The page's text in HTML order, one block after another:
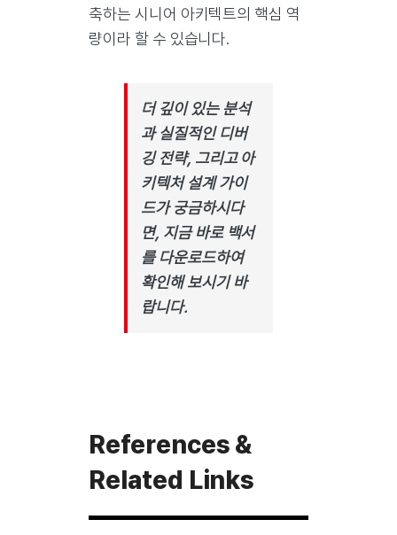
축하는 시니어 아키텍트의 핵심 역
량이라 할 수 있습니다.
더 깊이 있는 분석
과 실질적인 디버
깅 전략, 그리고 아
키텍처 설계 가이
드가 궁금하시다
면, 지금 바로 백서
를 다운로드하여
확인해 보시기 바
랍니다.
References &
Related Links